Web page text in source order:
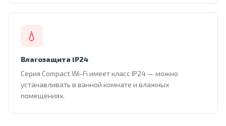
💧
Влагозащита IP24
Серия Compact Wi-Fi имеет класс IP24 — можно
устанавливать в ванной комнате и влажных
помещениях.